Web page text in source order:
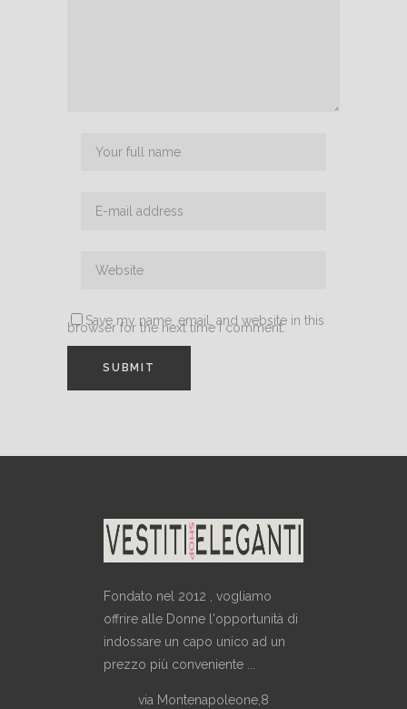
Save my name, email, and website in this
browser for the next time I comment.
Fondato nel 2012 , vogliamo
offrire alle Donne l'opportunità di
indossare un capo unico ad un
prezzo più conveniente ...
via Montenapoleone,8